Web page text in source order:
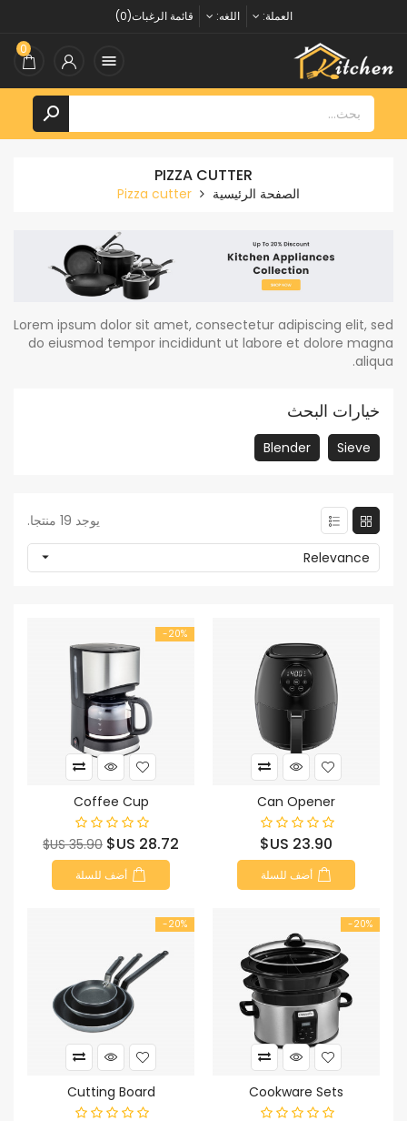
العملة: اللغه: قائمة الرغبات(0)

0

PIZZA CUTTER
الصفحة الرئيسية Pizza cutter
Lorem ipsum dolor sit amet, consectetur adipiscing elit, sed
do eiusmod tempor incididunt ut labore et dolore magna
aliqua.
خيارات البحث
Sieve
Blender
يوجد 19 منتجا.
Relevance

Can Opener
السعر
23.90 US$
أضف للسلة
‎-20%
Coffee Cup
السعر
28.72 US$ السعر
الأساسي
35.90 US$
أضف للسلة
‎-20%
Cookware Sets
‎-20%
Cutting Board